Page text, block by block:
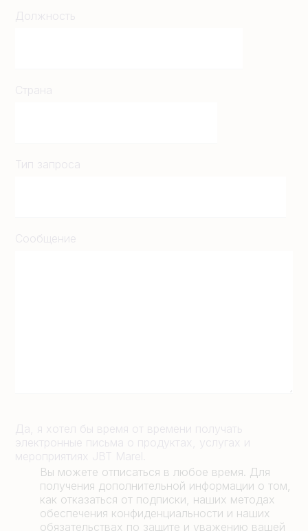
Должность
Страна
Тип запроса
Сообщение
Да, я хотел бы время от времени получать
электронные письма о продуктах, услугах и
мероприятиях JBT Marel.
Вы можете отписаться в любое время. Для
получения дополнительной информации о том,
как отказаться от подписки, наших методах
обеспечения конфиденциальности и наших
обязательствах по защите и уважению вашей